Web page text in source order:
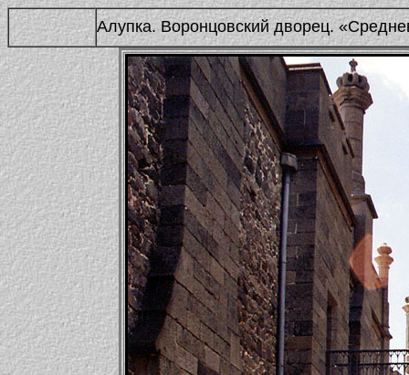
Алупка. Воронцовский дворец.